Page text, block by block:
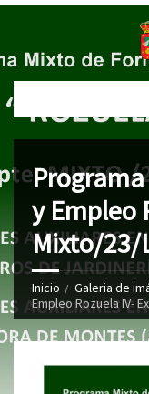
y Empleo
Mixto/23/
Inicio Galeria de
Empleo Rozuela IV-